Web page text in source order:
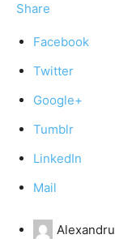
Share
Facebook
Twitter
Google+
Tumblr
LinkedIn
Mail
Alexandru